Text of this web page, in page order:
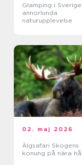
Glamping i Sverige
annorlunda
naturupplevelse
02. maj 2026
Älgsafari Skogens
konung på nära